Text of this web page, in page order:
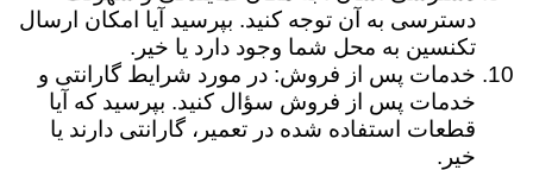
دسترسی به آن توجه کنید. بپرسید آیا امکان ارسال
تکنسین به محل شما وجود دارد یا خیر.
خدمات پس از فروش: در مورد شرایط گارانتی و
خدمات پس از فروش سؤال کنید. بپرسید که آیا
قطعات استفاده شده در تعمیر، گارانتی دارند یا
خیر.